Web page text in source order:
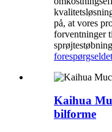
på, at vores
forventninger
forespørgsel
Kaihua
bilforme